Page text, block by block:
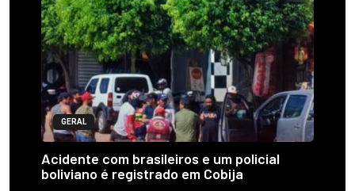
GERAL
Acidente com brasileiros e um policial
boliviano é registrado em Cobija